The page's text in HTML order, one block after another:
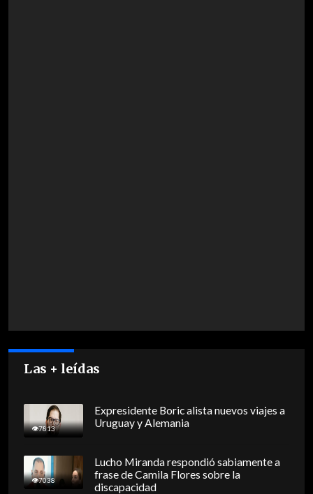
Las + leídas
7813
Expresidente Boric alista nuevos viajes a
Uruguay y Alemania
7038
Lucho Miranda respondió sabiamente a
frase de Camila Flores sobre la
discapacidad